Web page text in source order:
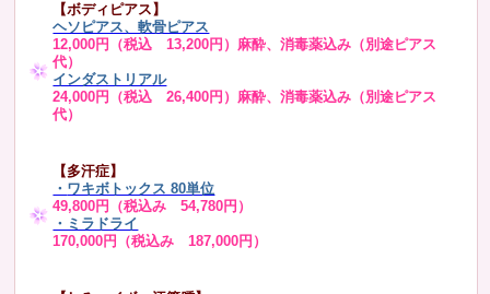
【ボディピアス】
ヘソピアス、軟骨ピアス
12,000円（税込 13,200円）麻酔、消毒薬込み（別途ピアス
代）
インダストリアル
24,000円（税込 26,400円）麻酔、消毒薬込み（別途ピアス
代）
【多汗症】
・ ワキボトックス 80単位
49,800円（税込み 54,780円）
・ミラドライ
170,000円（税込み 187,000円）